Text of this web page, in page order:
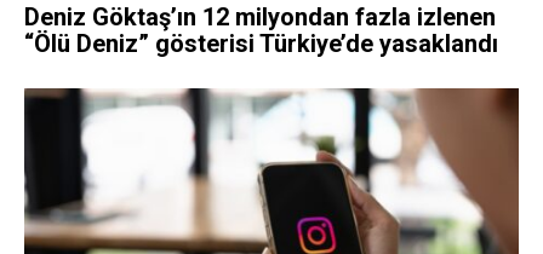
Deniz Göktaş’ın 12 milyondan fazla izlenen
“Ölü Deniz” gösterisi Türkiye’de yasaklandı